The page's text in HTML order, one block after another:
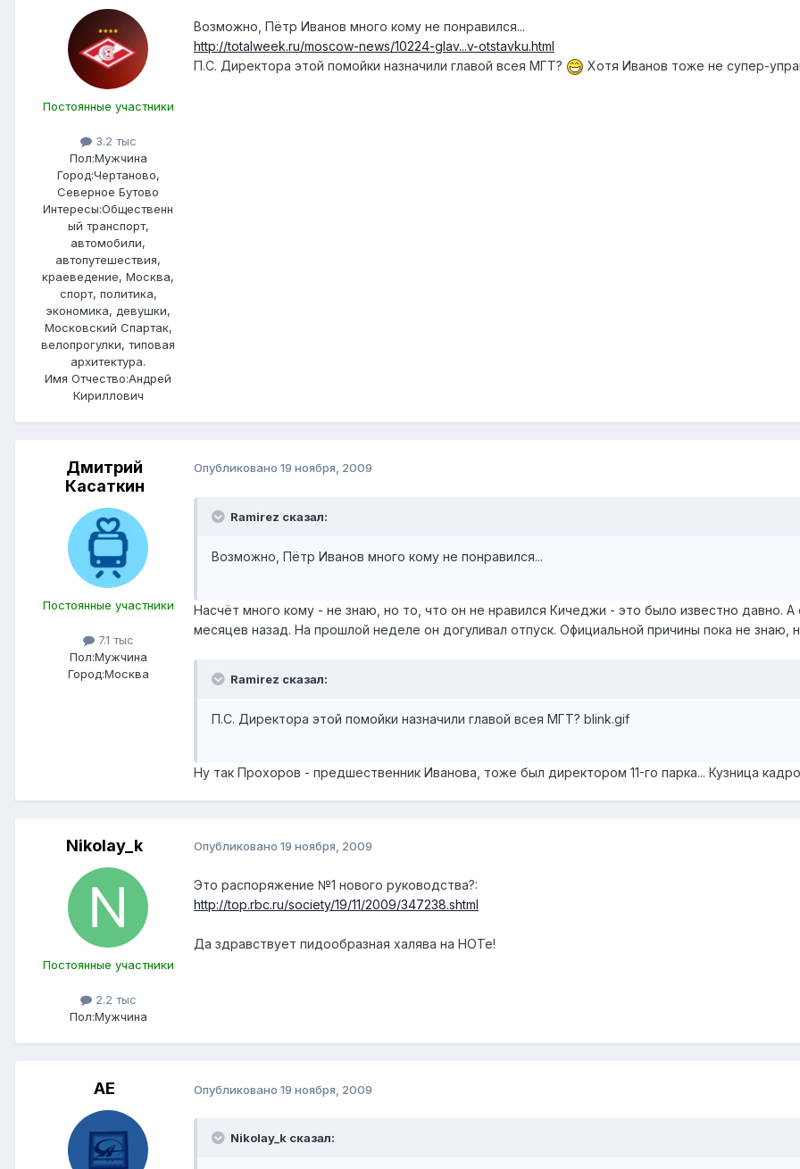
Постоянные участники
3.2 тыс
Пол:Мужчина
Город:Чертаново,
Северное Бутово
Интересы:Общественн
ый транспорт,
автомобили,
автопутешествия,
краеведение, Москва,
спорт, политика,
экономика, девушки,
Московский Спартак,
велопрогулки, типовая
архитектура.
Имя Отчество:Андрей
Кириллович
Возможно, Пётр Иванов много кому не понравился...
http://totalweek.ru/moscow-news/10224-glav...v-otstavku.html
П.С. Директора этой помойки назначили главой всея МГТ?
Хотя Иванов тоже не супер-
Дмитрий
Касаткин
Постоянные участники
7.1 тыс
Пол:Мужчина
Город:Москва
Опубликовано 19 ноября, 2009
Ramirez сказал:
Возможно, Пётр Иванов много кому не понравился...
Насчёт много кому - не знаю, но то, что он не нравился Кичеджи - это было известно давно.
месяцев назад. На прошлой неделе он догуливал отпуск. Официальной причины пока не знаю,
Ramirez сказал:
П.С. Директора этой помойки назначили главой всея МГТ? blink.gif
Ну так Прохоров - предшественник Иванова, тоже был директором 11-го парка... Кузница
Nikolay_k
Постоянные участники
2.2 тыс
Пол:Мужчина
Опубликовано 19 ноября, 2009
Это распоряжение №1 нового руководства?:
http://top.rbc.ru/society/19/11/2009/347238.shtml
Да здравствует пидообразная халява на НОТе!
АЕ Опубликовано 19 ноября, 2009
Nikolay_k сказал: